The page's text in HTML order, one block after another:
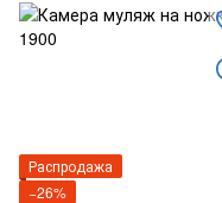
Распродажа
−26%